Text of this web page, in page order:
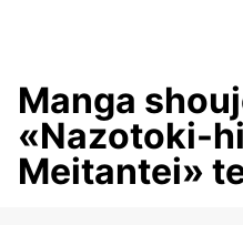
Manga
«Nazotoki-
Meitantei»